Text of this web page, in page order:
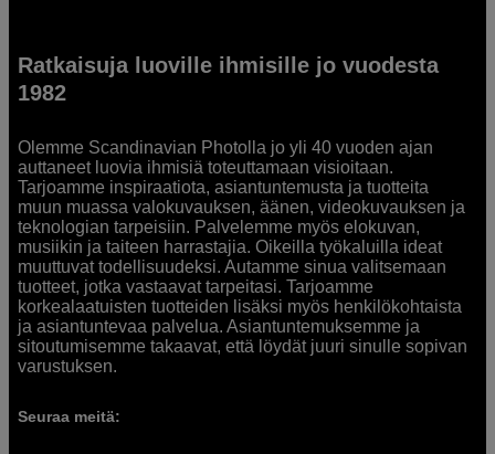
Ratkaisuja luoville ihmisille jo vuodesta
1982
Olemme Scandinavian Photolla jo yli 40 vuoden ajan
auttaneet luovia ihmisiä toteuttamaan visioitaan.
Tarjoamme inspiraatiota, asiantuntemusta ja tuotteita
muun muassa valokuvauksen, äänen, videokuvauksen ja
teknologian tarpeisiin. Palvelemme myös elokuvan,
musiikin ja taiteen harrastajia. Oikeilla työkaluilla ideat
muuttuvat todellisuudeksi. Autamme sinua valitsemaan
tuotteet, jotka vastaavat tarpeitasi. Tarjoamme
korkealaatuisten tuotteiden lisäksi myös henkilökohtaista
ja asiantuntevaa palvelua. Asiantuntemuksemme ja
sitoutumisemme takaavat, että löydät juuri sinulle sopivan
varustuksen.
Seuraa meitä: